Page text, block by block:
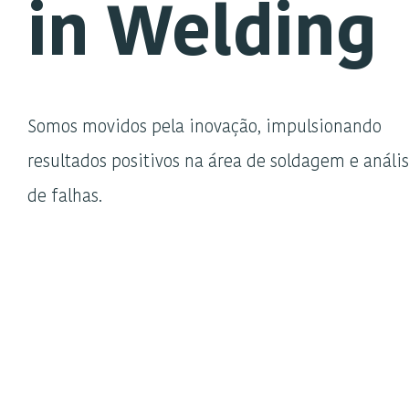
in Welding
Somos movidos pela inovação, impulsionando
resultados positivos na área de soldagem e
de falhas.